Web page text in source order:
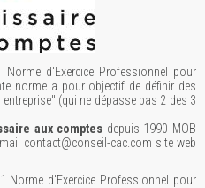
d'Exercice Professionnel pour
norme a pour objectif de définir des
(qui ne dépasse pas 2 des 3
aux comptes depuis 1990 MOB
contact@conseil-cac.com site web
Norme d'Exercice Professionnel pour